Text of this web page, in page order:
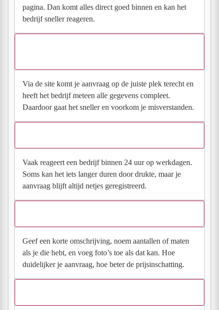
pagina. Dan komt alles direct goed binnen en kan het
bedrijf sneller reageren.
Via de site komt je aanvraag op de juiste plek terecht en
heeft het bedrijf meteen alle gegevens compleet.
Daardoor gaat het sneller en voorkom je misverstanden.
Vaak reageert een bedrijf binnen 24 uur op werkdagen.
Soms kan het iets langer duren door drukte, maar je
aanvraag blijft altijd netjes geregistreerd.
Geef een korte omschrijving, noem aantallen of maten
als je die hebt, en voeg foto’s toe als dat kan. Hoe
duidelijker je aanvraag, hoe beter de prijsinschatting.